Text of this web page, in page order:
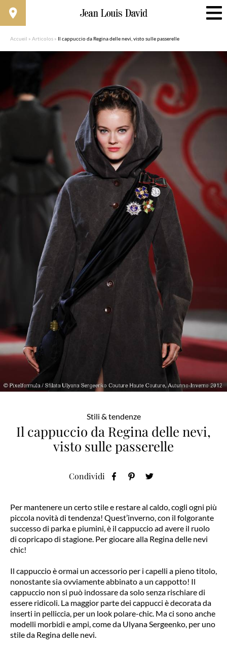
Accueil » Articolos » Il cappuccio da Regina delle nevi, visto sulle passerelle
Stili & tendenze
Il cappuccio da Regina delle nevi,
visto sulle passerelle
Condividi
Per mantenere un certo stile e restare al caldo, cogli ogni più
piccola novità di tendenza! Quest’inverno, con il folgorante
successo di parka e piumini, è il cappuccio ad avere il ruolo
di copricapo di stagione. Per giocare alla Regina delle nevi
chic!
Il cappuccio è ormai un accessorio per i capelli a pieno titolo,
nonostante sia ovviamente abbinato a un cappotto! Il
cappuccio non si può indossare da solo senza rischiare di
essere ridicoli. La maggior parte dei cappucci è decorata da
inserti in pelliccia, per un look polare-chic. Ma ci sono anche
modelli morbidi e ampi, come da Ulyana Sergeenko, per uno
stile da Regina delle nevi.